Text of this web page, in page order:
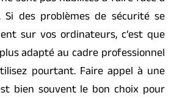
Si des problèmes de sécurité se
sur vos ordinateurs, c’est que
adapté au cadre professionnel
pourtant. Faire appel à une
bien souvent le bon choix pour